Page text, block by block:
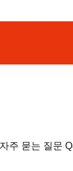
주 묻는 질문